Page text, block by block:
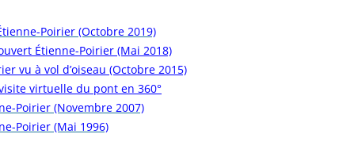
Poirier (Octobre 2019)
Étienne-Poirier (Mai 2018)
vu à vol d’oiseau (Octobre 2015)
virtuelle du pont en 360°
Poirier (Novembre 2007)
Poirier (Mai 1996)